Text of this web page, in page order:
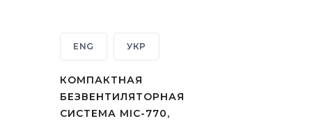
ENG УКР
КОМПАКТНАЯ
БЕЗВЕНТИЛЯТОРНАЯ
СИСТЕМА MIC-770,